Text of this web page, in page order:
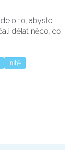
o to, abyste
dělat něco, co
nitě